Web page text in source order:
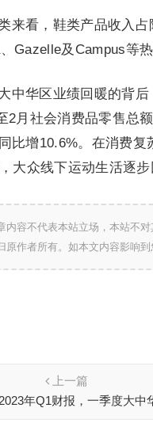
来看，鞋类产品收入
Gazelle及Campus等
中华区业绩回暖的背
2月社会消费品零售总
比增10.6%。在消费
大众线下运动生活逐
内容不代表本站立场，本站不
原作者所有。如本文内容影响
上一篇
年Q1财报，一季度大中